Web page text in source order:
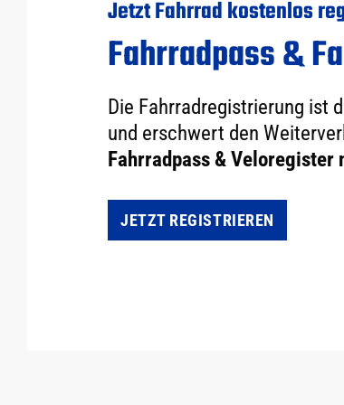
Jetzt Fahrrad kostenlos
Fahrradpass &
Die Fahrradregistrierung ist
und erschwert den
Fahrradpass & Veloregister
JETZT REGISTRIEREN